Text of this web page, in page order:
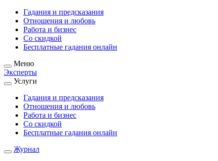
Гадания и предсказания
Отношения и любовь
Работа и бизнес
Со скидкой
Бесплатные гадания онлайн
Меню
Эксперты
Услуги
Гадания и предсказания
Отношения и любовь
Работа и бизнес
Со скидкой
Бесплатные гадания онлайн
Журнал